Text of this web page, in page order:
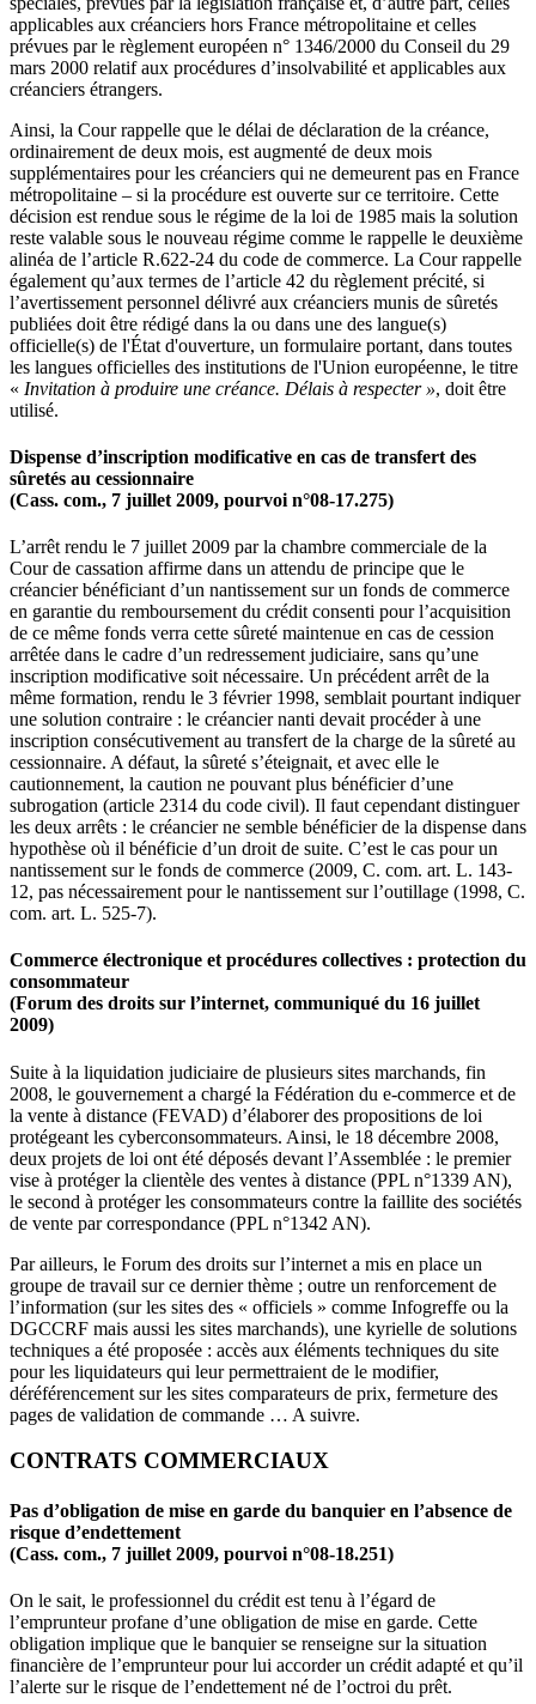
applicables aux créanciers hors France métropolitaine et celles
prévues par le règlement européen n° 1346/2000 du Conseil du 29
mars 2000 relatif aux procédures d’insolvabilité et applicables aux
créanciers étrangers.
Ainsi, la Cour rappelle que le délai de déclaration de la créance,
ordinairement de deux mois, est augmenté de deux mois
supplémentaires pour les créanciers qui ne demeurent pas en France
métropolitaine – si la procédure est ouverte sur ce territoire. Cette
décision est rendue sous le régime de la loi de 1985 mais la solution
reste valable sous le nouveau régime comme le rappelle le deuxième
alinéa de l’article R.622-24 du code de commerce. La Cour rappelle
également qu’aux termes de l’article 42 du règlement précité, si
l’avertissement personnel délivré aux créanciers munis de sûretés
publiées doit être rédigé dans la ou dans une des langue(s)
officielle(s) de l'État d'ouverture, un formulaire portant, dans toutes
les langues officielles des institutions de l'Union européenne, le titre
« Invitation à produire une créance. Délais à respecter », doit être
utilisé.
Dispense d’inscription modificative en cas de transfert des
sûretés au cessionnaire
(Cass. com., 7 juillet 2009, pourvoi n°08-17.275)
L’arrêt rendu le 7 juillet 2009 par la chambre commerciale de la
Cour de cassation affirme dans un attendu de principe que le
créancier bénéficiant d’un nantissement sur un fonds de commerce
en garantie du remboursement du crédit consenti pour l’acquisition
de ce même fonds verra cette sûreté maintenue en cas de cession
arrêtée dans le cadre d’un redressement judiciaire, sans qu’une
inscription modificative soit nécessaire. Un précédent arrêt de la
même formation, rendu le 3 février 1998, semblait pourtant indiquer
une solution contraire : le créancier nanti devait procéder à une
inscription consécutivement au transfert de la charge de la sûreté au
cessionnaire. A défaut, la sûreté s’éteignait, et avec elle le
cautionnement, la caution ne pouvant plus bénéficier d’une
subrogation (article 2314 du code civil). Il faut cependant distinguer
les deux arrêts : le créancier ne semble bénéficier de la dispense dans
hypothèse où il bénéficie d’un droit de suite. C’est le cas pour un
nantissement sur le fonds de commerce (2009, C. com. art. L. 143-
12, pas nécessairement pour le nantissement sur l’outillage (1998, C.
com. art. L. 525-7).
Commerce électronique et procédures collectives : protection du
consommateur
(Forum des droits sur l’internet, communiqué du 16 juillet
2009)
Suite à la liquidation judiciaire de plusieurs sites marchands, fin
2008, le gouvernement a chargé la Fédération du e-commerce et de
la vente à distance (FEVAD) d’élaborer des propositions de loi
protégeant les cyberconsommateurs. Ainsi, le 18 décembre 2008,
deux projets de loi ont été déposés devant l’Assemblée : le premier
vise à protéger la clientèle des ventes à distance (PPL n°1339 AN),
le second à protéger les consommateurs contre la faillite des sociétés
de vente par correspondance (PPL n°1342 AN).
Par ailleurs, le Forum des droits sur l’internet a mis en place un
groupe de travail sur ce dernier thème ; outre un renforcement de
l’information (sur les sites des « officiels » comme Infogreffe ou la
DGCCRF mais aussi les sites marchands), une kyrielle de solutions
techniques a été proposée : accès aux éléments techniques du site
pour les liquidateurs qui leur permettraient de le modifier,
déréférencement sur les sites comparateurs de prix, fermeture des
pages de validation de commande … A suivre.
CONTRATS COMMERCIAUX
Pas d’obligation de mise en garde du banquier en l’absence de
risque d’endettement
(Cass. com., 7 juillet 2009, pourvoi n°08-18.251)
On le sait, le professionnel du crédit est tenu à l’égard de
l’emprunteur profane d’une obligation de mise en garde. Cette
obligation implique que le banquier se renseigne sur la situation
financière de l’emprunteur pour lui accorder un crédit adapté et qu’il
l’alerte sur le risque de l’endettement né de l’octroi du prêt.